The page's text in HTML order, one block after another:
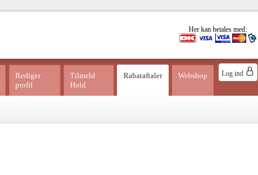
Her kan betales med:
Log ind
Rediger
profil
Tilmeld
Hold
Rabataftaler Webshop